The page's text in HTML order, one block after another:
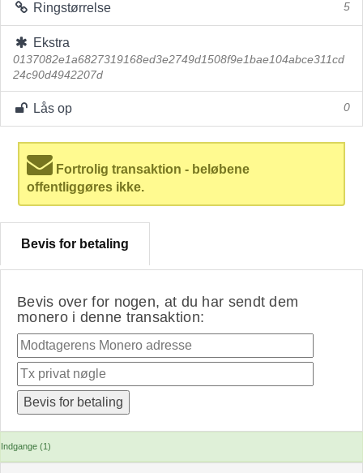
Ringstørrelse 5
Ekstra
0137082e1a6827319168ed3e2749d1508f9e1bae104abce311cd
24c90d4942207d
Lås op 0
Fortrolig transaktion - beløbene
offentliggøres ikke.
Bevis for betaling
Bevis over for nogen, at du har sendt dem
monero i denne transaktion:
Indgange (1)